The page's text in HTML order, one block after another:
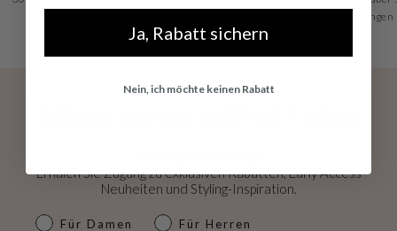
Bewertungen
Erhalen Sie Zugang zu exklusiven Rabatten, Early Access
Neuheiten und Styling-Inspiration.
dames & heren
Für Damen Für Herren
Ja, Rabatt sichern
Nein, ich möchte keinen Rabatt